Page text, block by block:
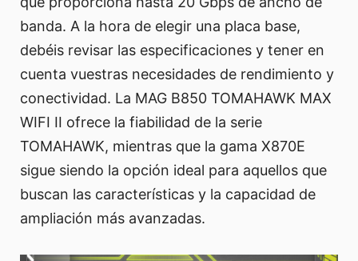
banda. A la hora de elegir una placa base,
debéis revisar las especificaciones y tener en
cuenta vuestras necesidades de rendimiento y
conectividad. La MAG B850 TOMAHAWK MAX
WIFI II ofrece la fiabilidad de la serie
TOMAHAWK, mientras que la gama X870E
sigue siendo la opción ideal para aquellos que
buscan las características y la capacidad de
ampliación más avanzadas.